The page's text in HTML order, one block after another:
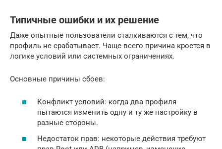
Типичные ошибки и их решение
Даже опытные пользователи сталкиваются с тем, что
профиль не срабатывает. Чаще всего причина кроется в
логике условий или системных ограничениях.
Основные причины сбоев:
Конфликт условий: когда два профиля
пытаются изменить одну и ту же настройку в
разные стороны.
Недостаток прав: некоторые действия требуют